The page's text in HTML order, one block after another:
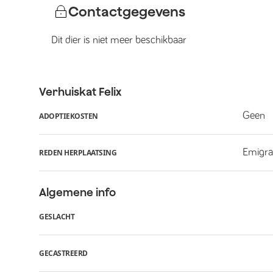
Contactgegevens
Dit dier is niet meer beschikbaar
Verhuiskat Felix
ADOPTIEKOSTEN Geen
REDEN HERPLAATSING
Algemene info
GESLACHT
GECASTREERD